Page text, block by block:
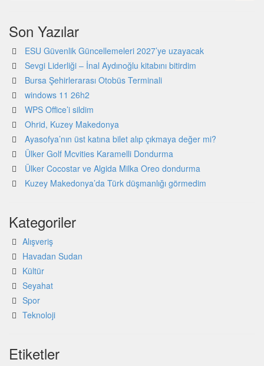
Son Yazılar
ESU Güvenlik Güncellemeleri 2027’ye uzayacak
Sevgi Liderliği – İnal Aydınoğlu kitabını bitirdim
Bursa Şehirlerarası Otobüs Terminali
windows 11 26h2
WPS Office’i sildim
Ohrid, Kuzey Makedonya
Ayasofya’nın üst katına bilet alıp çıkmaya değer mi?
Ülker Golf Mcvities Karamelli Dondurma
Ülker Cocostar ve Algida Milka Oreo dondurma
Kuzey Makedonya’da Türk düşmanlığı görmedim
Kategoriler
Alışveriş
Havadan Sudan
Kültür
Seyahat
Spor
Teknoloji
Etiketler